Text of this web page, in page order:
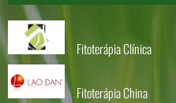
Fitoterápia Clínica
Fitoterápia China